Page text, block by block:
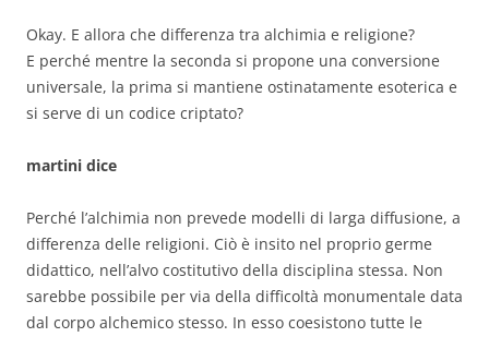
Okay. E allora che differenza tra alchimia e religione?
E perché mentre la seconda si propone una conversione
universale, la prima si mantiene ostinatamente esoterica e
si serve di un codice criptato?
martini dice
Perché l’alchimia non prevede modelli di larga diffusione, a
differenza delle religioni. Ciò è insito nel proprio germe
didattico, nell’alvo costitutivo della disciplina stessa. Non
sarebbe possibile per via della difficoltà monumentale data
dal corpo alchemico stesso. In esso coesistono tutte le